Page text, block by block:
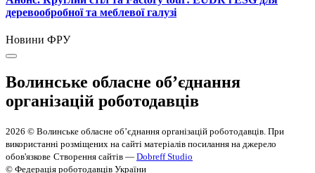
деревообробної та меблевої галузі
Новини ФРУ
Волинське обласне об’єднання
організацій роботодавців
2026 © Волинське обласне об’єднання організацій роботодавців. При
використанні розміщених на сайті матеріалів посилання на джерело
обов'язкове Створення сайтів — Dobreff Studio
© Федерація роботодавців України